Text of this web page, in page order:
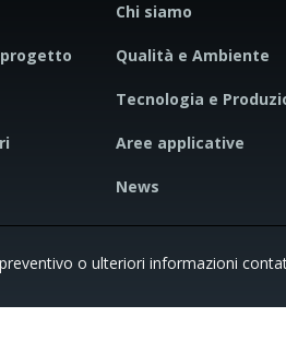
progetto
Chi siamo
Qualità e Ambiente
Tecnologia e
Aree applicative
News
o ulteriori informazioni